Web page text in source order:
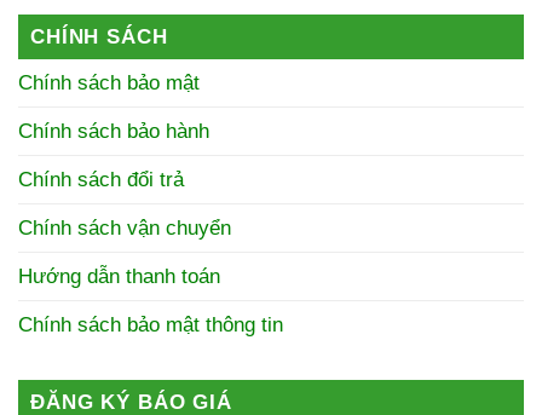
CHÍNH SÁCH
Chính sách bảo mật
Chính sách bảo hành
Chính sách đổi trả
Chính sách vận chuyển
Hướng dẫn thanh toán
Chính sách bảo mật thông tin
ĐĂNG KÝ BÁO GIÁ